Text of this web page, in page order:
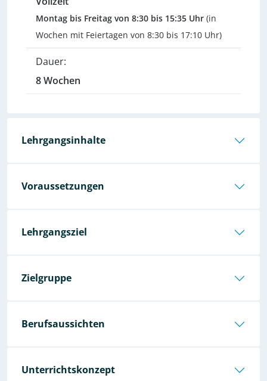
Montag bis Freitag von 8:30 bis 15:35 Uhr (in
Wochen mit Feiertagen von 8:30 bis 17:10 Uhr)
Dauer:
8 Wochen
Lehrgangsinhalte
Voraussetzungen
Lehrgangsziel
Zielgruppe
Berufsaussichten
Unterrichtskonzept